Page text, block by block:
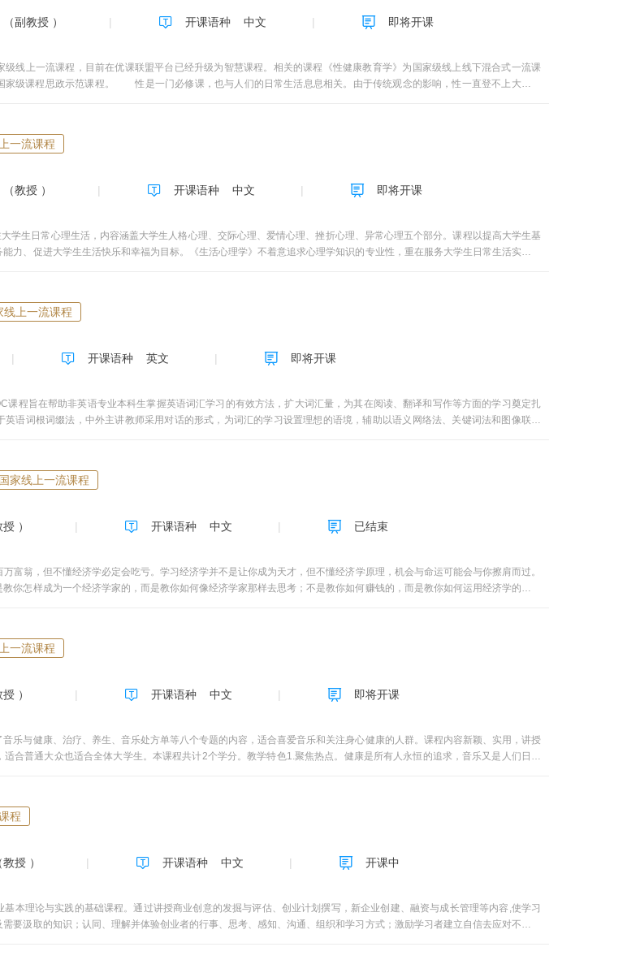
与命运；3、积极的学习观、职业观单元，三讲：考察学习观、点评职业观、生财有道；4、积极的生活观单元，四讲：和睦的
恋爱关系；5、积极的心理调节单元，三讲：压力与缓解、平衡的心身关系、寻求改变的方法。随身课堂
副教授 ） 开课语种 中文 即将开课
上一流课程，目前在优课联盟平台已经升级为智慧课程。相关的课程《性健康教育学》为国家级线上线下混合式一流课
家级课程思政示范课程。 性是一门必修课，也与人们的日常生活息息相关。由于传统观念的影响，性一直登不上大雅之
科学发展规律的学科为理论基础，从人类性的生物属性、心理属性和社会属性等三个角度，联系学生生活实际，对大学生进
教育主要包括性解剖与性生理、性发育与性卫生保健、性行为与性生活和谐；性心理学主要包括性心理发育过程、各期性心
纱，使学生初步掌握性的基本知识，消除性愚昧和性无知，预防性传播疾病，促进性生理和性心理正常发育，促进健康人格的
性形象，规范人们的性行为，建立和谐的人际关系，并为恋爱、择偶、婚姻家庭生活作好准备，促进个人素质提高和社会文
进度。而本课程采用的是闯关模式，即完成一个章节内容后（含完成相应章节的测试题），就可以继续下一章节的学习了，
时间发放（第一次作业为1-4章内容，第二次作业为5-8章内容，第三次作业为9-11章内容），请大家注意通知和讨论栏中的
一流课程
教授 ） 开课语种 中文 即将开课
学生日常心理生活，内容涵盖大学生人格心理、交际心理、爱情心理、挫折心理、异常心理五个部分。课程以提高大学生基
力、促进大学生生活快乐和幸福为目标。《生活心理学》不着意追求心理学知识的专业性，重在服务大学生日常生活实际。
线上一流课程
开课语种 英文 即将开课
程旨在帮助非英语专业本科生掌握英语词汇学习的有效方法，扩大词汇量，为其在阅读、翻译和写作等方面的学习奠定扎
英语词根词缀法，中外主讲教师采用对话的形式，为词汇的学习设置理想的语境，辅助以语义网络法、关键词法和图像联想
，提供短小精悍、实用性强的微课系列和多样化学习辅助。 本课程教学计划16周，每周讲授1个专题。每一个专题由“教学
问答”三个部分构成。 “教学视频”是本课程的核心。每一讲设立一个专题，按照知识点拆分成多个相对独立而又连贯的“节”，
动。安排在每一专题讲授之后，采取专题讨论的形式，在网站的“学术论坛”上进行。教学条件 《拓展英语词汇》MOOC课
清教授担任课程负责人，她带领的教学团队中有青岛大学“教学名师”和“教学十佳”及最受学生欢迎的青年教师，是青岛大学
学公共外语教育学院是青岛大学直属教学单位，负责全校非英语专业本科生、硕士研究生和博士研究生的英语教学，现有专
够充分满足学生的线上、线下学习、互动与课业指导和答疑等多样化需求。课程通告 修读本课程注意事项： 1. 每一讲专
Seeing, Saying and Doing第二周unit 2 Roots about Holding, Seizing and Following第三
九周unit 9 Roots about War, Disease, and Sanitation第十周unit 10 Roots about Law, Judgment and Equality第十一周
and Rejuvenation第十六周复习及准备考试，具体考试时间另行通知。
国家线上一流课程
） 开课语种 中文 已结束
翁，但不懂经济学必定会吃亏。学习经济学并不是让你成为天才，但不懂经济学原理，机会与命运可能会与你擦肩而过。
你怎样成为一个经济学家的，而是教你如何像经济学家那样去思考；不是教你如何赚钱的，而是教你如何运用经济学的原理
——文化的一种研究。所谓的经济文化，不是经济加文化，而是特定文化中的经济行为与经济行为下的文化特质。文化
没有无文化的经济，也没有无经济的文化；人们在价值规律中徜徉时，总是踏着文化的韵律；在文化中遨游时，又常常遵循
学不是一堆结论，一组数学公式，也不是一种逻辑，甚至不是一种分析方法，从更高境界上来讲经济学是一种信仰，一种文
学理论为主体，融入哲学与文学思考为一体的具有内涵式交叉学科特色的课程，同时把人生观的教育寓于经济学教学之中，
共赏中提供了一种富有感染力的授课方式。2. 教学语言优美生动，形成了独具特色的经济学教学语言表达体系。以智慧启迪
动十分活跃，学生发帖总数（每学期平均3-5万条）、教师发帖数、参与互动人数均显著超过同类课程。由于本课程线上维
教材《生活中的经济学》已于2018年由学林出版社出版。本课程已获国家精品在线开放课程和广东省精品在线开放课程
一流课程
） 开课语种 中文 即将开课
乐与健康、治疗、养生、音乐处方单等八个专题的内容，适合喜爱音乐和关注身心健康的人群。课程内容新颖、实用，讲授
合普通大众也适合全体大学生。本课程共计2个学分。教学特色1.聚焦热点。健康是所有人永恒的追求，音乐又是人们日常
力三个方面来讲述音乐与健康的关联，并讲解了人们关注的音乐与治疗，音乐胎教以及音乐养生等方面的热点话题，并从实践
进行生活化的音乐治疗。3.实录视频案例。本课程运用大量高水平的由专业演奏家和演唱家的现场实录视频和采访花絮（都是
、案例简明易懂，课程逻辑严谨，图文混合讲解。易被不同文化层次的人群理解。
程
授 ） 开课语种 中文 开课中
本理论与实践的基础课程。通过讲授商业创意的发掘与评估、创业计划撰写，新企业创建、融资与成长管理等内容,使学习
要汲取的知识；认同、理解并体验创业者的行事、思考、感知、沟通、组织和学习方式；激励学习者建立自信去应对不确定